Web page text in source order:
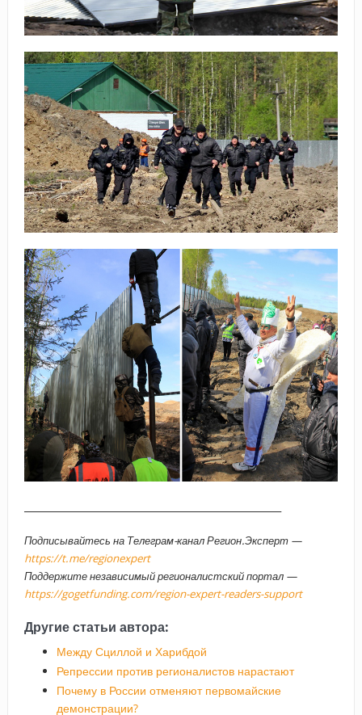
Подписывайтесь на Телеграм-канал Регион.Эксперт —
https://t.me/regionexpert
Поддержите независимый регионалистский портал —
https://gogetfunding.com/region-expert-readers-support
Другие статьи автора:
Между Сциллой и Харибдой
Репрессии против регионалистов нарастают
Почему в России отменяют первомайские
демонстрации?